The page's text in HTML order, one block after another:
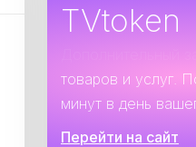
TVtoken
товаров и услуг.
минут в день
Перейти на сайт